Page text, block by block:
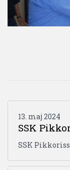
13. maj 2024
SSK
SSK